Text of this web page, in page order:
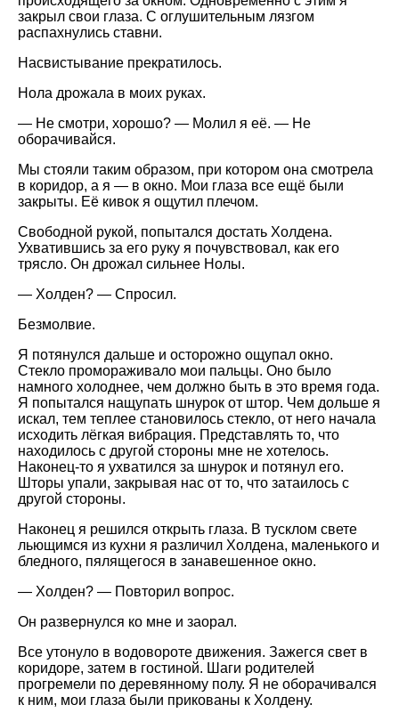
закрыл свои глаза. С оглушительным лязгом
распахнулись ставни.
Насвистывание прекратилось.
Нола дрожала в моих руках.
— Не смотри, хорошо? — Молил я её. — Не
оборачивайся.
Мы стояли таким образом, при котором она смотрела
в коридор, а я — в окно. Мои глаза все ещё были
закрыты. Её кивок я ощутил плечом.
Свободной рукой, попытался достать Холдена.
Ухватившись за его руку я почувствовал, как его
трясло. Он дрожал сильнее Нолы.
— Холден? — Спросил.
Безмолвие.
Я потянулся дальше и осторожно ощупал окно.
Стекло промораживало мои пальцы. Оно было
намного холоднее, чем должно быть в это время года.
Я попытался нащупать шнурок от штор. Чем дольше я
искал, тем теплее становилось стекло, от него начала
исходить лёгкая вибрация. Представлять то, что
находилось с другой стороны мне не хотелось.
Наконец-то я ухватился за шнурок и потянул его.
Шторы упали, закрывая нас от то, что затаилось с
другой стороны.
Наконец я решился открыть глаза. В тусклом свете
льющимся из кухни я различил Холдена, маленького и
бледного, пялящегося в занавешенное окно.
— Холден? — Повторил вопрос.
Он развернулся ко мне и заорал.
Все утонуло в водовороте движения. Зажегся свет в
коридоре, затем в гостиной. Шаги родителей
прогремели по деревянному полу. Я не оборачивался
к ним, мои глаза были прикованы к Холдену.